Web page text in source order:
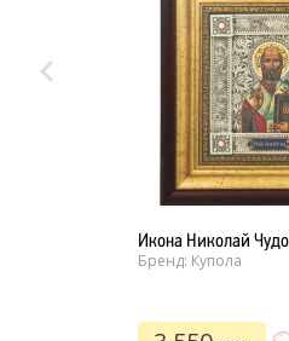
Икона Николай
Бренд: Купола